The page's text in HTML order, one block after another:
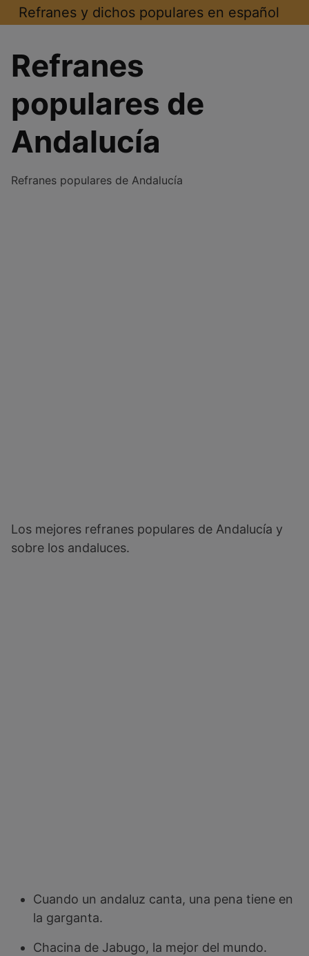
Saltar
al
Refranes y dichos populares en español
Refranes
populares de
Andalucía
Refranes populares de Andalucía
Los mejores refranes populares de Andalucía y
sobre los andaluces.
Cuando un andaluz canta, una pena tiene en
la garganta.
Chacina de Jabugo, la mejor del mundo.